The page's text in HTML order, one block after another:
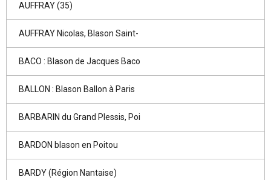
AUFFRAY (35)
AUFFRAY Nicolas, Blason Saint-
BACO : Blason de Jacques Baco
BALLON : Blason Ballon à Paris
BARBARIN du Grand Plessis, Poi
BARDON blason en Poitou
BARDY (Région Nantaise)